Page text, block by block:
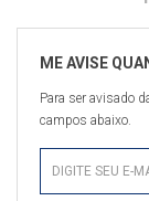
Para ser avisado
campos abaixo.